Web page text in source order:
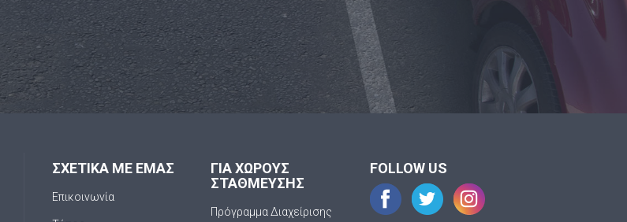
ΣΧΕΤΙΚΑ ΜΕ ΕΜΑΣ
Επικοινωνία
ΓΙΑ ΧΩΡΟΥΣ
ΣΤΑΘΜΕΥΣΗΣ
Πρόγραμμα Διαχείρισης
FOLLOW US